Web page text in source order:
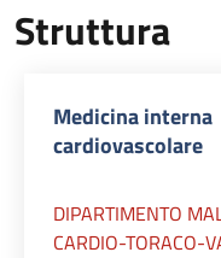
Struttura
Medicina interna
cardiovascolare
DIPARTIMENTO
CARDIO-TORACO-